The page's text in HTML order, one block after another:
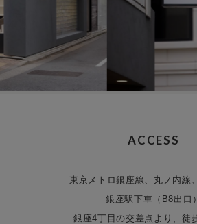
ACCESS
東京メトロ銀座線、丸ノ内線
銀座駅下車（B8出口）
銀座4丁目の交差点より、徒